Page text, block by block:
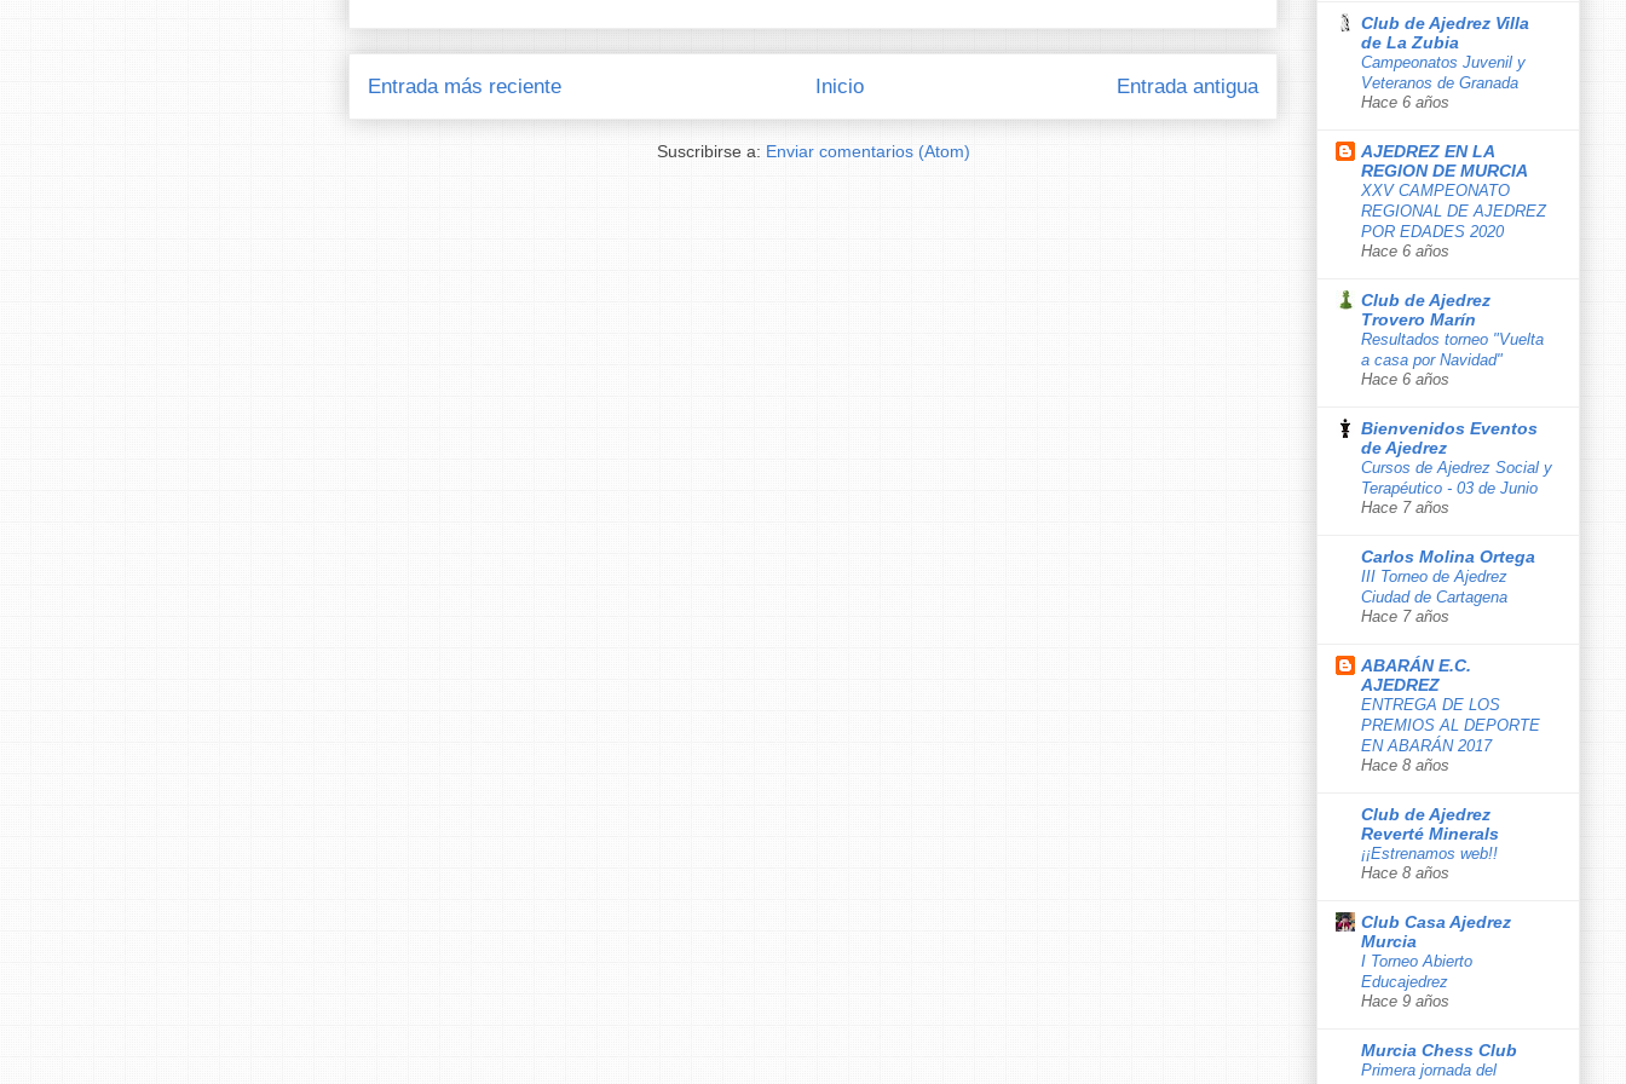
Entrada más reciente Entrada antigua
Inicio
Suscribirse a: Enviar comentarios (Atom)
Club de Ajedrez Villa
de La Zubia
Campeonatos Juvenil y
Veteranos de Granada
Hace 6 años
AJEDREZ EN LA
REGION DE MURCIA
XXV CAMPEONATO
REGIONAL DE AJEDREZ
POR EDADES 2020
Hace 6 años
Club de Ajedrez
Trovero Marín
Resultados torneo "Vuelta
a casa por Navidad"
Hace 6 años
Bienvenidos Eventos
de Ajedrez
Cursos de Ajedrez Social y
Terapéutico - 03 de Junio
Hace 7 años
Carlos Molina Ortega
III Torneo de Ajedrez
Ciudad de Cartagena
Hace 7 años
ABARÁN E.C.
AJEDREZ
ENTREGA DE LOS
PREMIOS AL DEPORTE
EN ABARÁN 2017
Hace 8 años
Club de Ajedrez
Reverté Minerals
¡¡Estrenamos web!!
Hace 8 años
Club Casa Ajedrez
Murcia
I Torneo Abierto
Educajedrez
Hace 9 años
Murcia Chess Club
Primera jornada del